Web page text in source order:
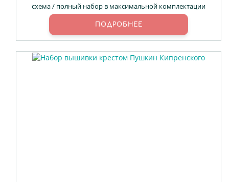
схема / полный набор в максимальной комплектации
ПОДРОБНЕЕ